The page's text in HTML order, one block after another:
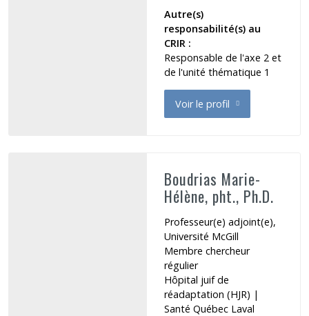
Autre(s)
responsabilité(s) au
CRIR :
Responsable de l'axe 2 et
de l'unité thématique 1
Voir le profil
de Bottari Carolina
Boudrias Marie-
Hélène, pht., Ph.D.
Professeur(e) adjoint(e),
Université McGill
Membre chercheur
régulier
Hôpital juif de
réadaptation (HJR) |
Santé Québec Laval